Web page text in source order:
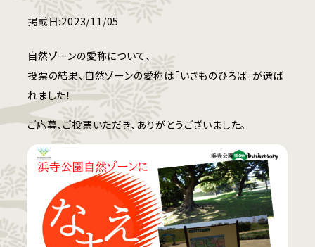
掲載日:2023/11/05
自然ゾーンの愛称について、
投票の結果、自然ゾーンの愛称は「いきものひろば」が選ば
れました！
ご応募、ご投票いただき、ありがとうございました。